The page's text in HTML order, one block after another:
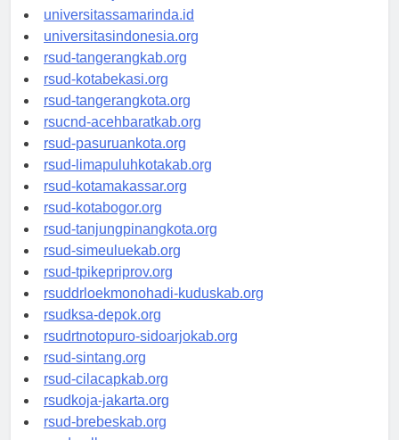
universitasjakarta.id
universitassamarinda.id
universitasindonesia.org
rsud-tangerangkab.org
rsud-kotabekasi.org
rsud-tangerangkota.org
rsucnd-acehbaratkab.org
rsud-pasuruankota.org
rsud-limapuluhkotakab.org
rsud-kotamakassar.org
rsud-kotabogor.org
rsud-tanjungpinangkota.org
rsud-simeuluekab.org
rsud-tpikepriprov.org
rsuddrloekmonohadi-kuduskab.org
rsudksa-depok.org
rsudrtnotopuro-sidoarjokab.org
rsud-sintang.org
rsud-cilacapkab.org
rsudkoja-jakarta.org